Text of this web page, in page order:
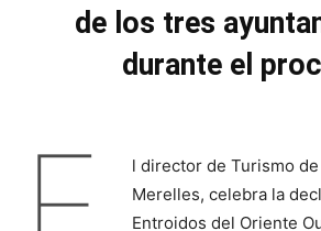
de los tres
durante el
l director de Turismo de
Merelles, celebra la
Entroidos del Oriente